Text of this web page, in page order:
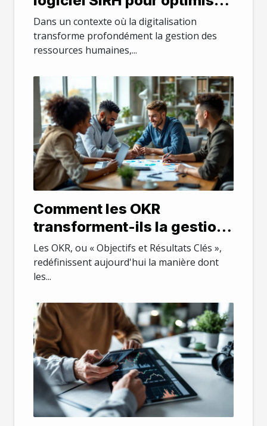
la gestion des RH ?
Dans un contexte où la digitalisation
transforme profondément la gestion des
ressources humaines,...
Comment les OKR
transforment-ils la gestion
stratégique en entreprise ?
Les OKR, ou « Objectifs et Résultats Clés »,
redéfinissent aujourd'hui la manière dont
les...